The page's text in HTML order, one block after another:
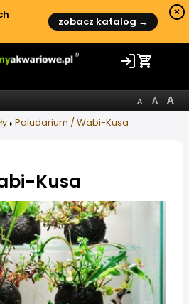
zobacz katalog →
×
Paludarium / Wabi-Kusa
Kusa